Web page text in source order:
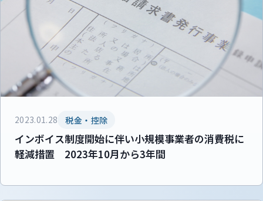
2023.01.28 税金・控除
インボイス制度開始に伴い小規模事業者の消費税に
軽減措置 2023年10月から3年間